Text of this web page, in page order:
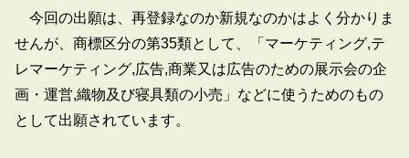
今回の出願は、再登録なのか新規なのかはよく分かりま
せんが、商標区分の第35類として、「マーケティング,テ
レマーケティング,広告,商業又は広告のための展示会の企
画・運営,織物及び寝具類の小売」などに使うためのもの
として出願されています。